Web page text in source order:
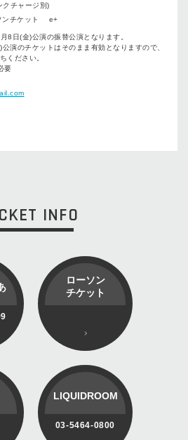
チャージ別)
ンチケット e+
8日(金)公演の振替公演となります。
演のチケットはそのまま有効となりますので、
ください。
要
INFO
ローソン
チケット
LIQUIDROOM
03-5464-0800